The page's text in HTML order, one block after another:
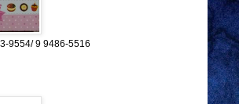
9554/ 9 9486-5516